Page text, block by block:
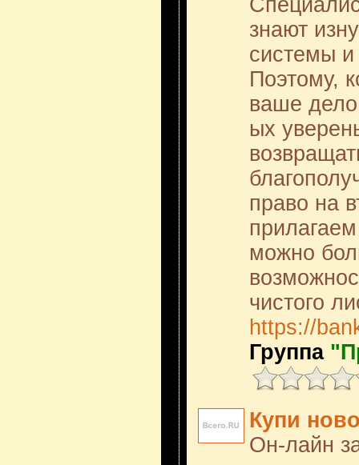
знают
системы и
Поэтому,
ваше
ых
право на
можно
чистого
https://
Группа
Купи
Он-лайн